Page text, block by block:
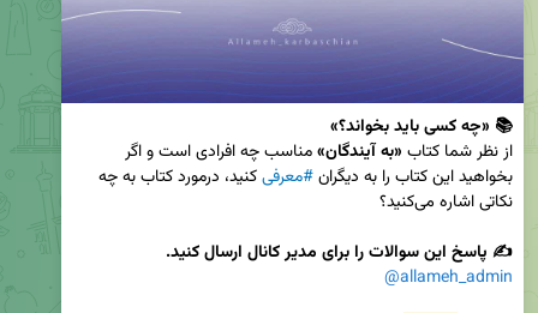
📚 «چه کسی باید بخواند؟»
از نظر شما کتاب «به آیندگان»
بخواهید این کتاب را به دیگران #معرفی
✍️ پاسخ این سوالات را برای مدیر کانال ارسال کنید.
@allameh_admin